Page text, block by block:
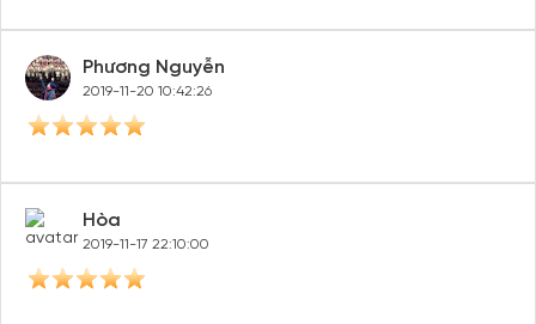
Phương Nguyễn
2019-11-20 10:42:26
Hòa
2019-11-17 22:10:00